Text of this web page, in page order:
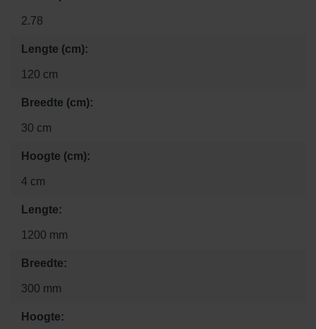
2.78
Lengte (cm):
120 cm
Breedte (cm):
30 cm
Hoogte (cm):
4 cm
Lengte:
1200 mm
Breedte:
300 mm
Hoogte: